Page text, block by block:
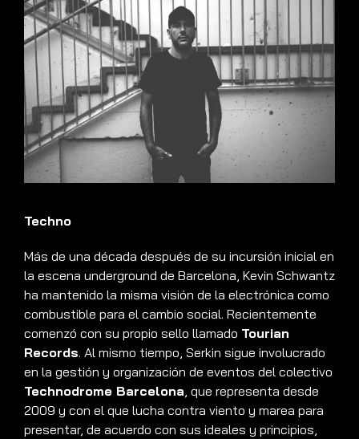
Techno
Más de una década después de su incursión inicial en
la escena underground de Barcelona, Kevin Schwantz
ha mantenido la misma visión de la electrónica como
combustible para el cambio social. Recientemente
comenzó con su propio sello llamado Tourian
Records. Al mismo tiempo, Serkin sigue involucrado
en la gestión y organización de eventos del colectivo
Technodrome Barcelona , que representa desde
2009 y con el que lucha contra viento y marea para
presentar, de acuerdo con sus ideales y principios,